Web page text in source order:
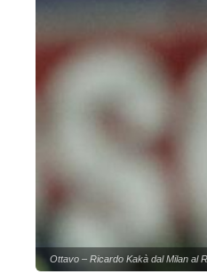
Ottavo – Ricardo Kakà dal Milan al